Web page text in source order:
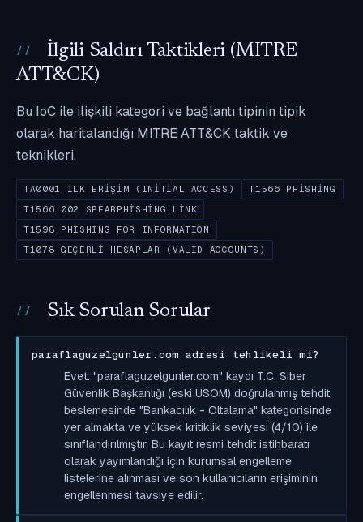
İlgili Saldırı Taktikleri (MITRE
ATT&CK)
Bu IoC ile ilişkili kategori ve bağlantı tipinin tipik
olarak haritalandığı MITRE ATT&CK taktik ve
teknikleri.
TA0001 İLK ERIŞIM (INITIAL ACCESS)
T1566 PHISHING
T1566.002 SPEARPHISHING LINK
T1598 PHISHING FOR INFORMATION
T1078 GEÇERLI HESAPLAR (VALID ACCOUNTS)
Sık Sorulan Sorular
paraflaguzelgunler.com adresi tehlikeli mi?
Evet. "paraflaguzelgunler.com" kaydı T.C. Siber
Güvenlik Başkanlığı (eski USOM) doğrulanmış tehdit
beslemesinde "Bankacılık - Oltalama" kategorisinde
yer almakta ve yüksek kritiklik seviyesi (4/10) ile
sınıflandırılmıştır. Bu kayıt resmi tehdit istihbaratı
olarak yayımlandığı için kurumsal engelleme
listelerine alınması ve son kullanıcıların erişiminin
engellenmesi tavsiye edilir.